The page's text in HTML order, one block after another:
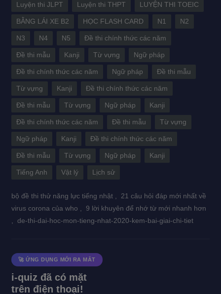
Luyện thi JLPT Luyện thi THPT LUYỆN THI TOEIC
BẰNG LÁI XE B2 HỌC FLASH CARD N1 N2
N3 N4 N5 Đề thi chính thức các năm
Đề thi mẫu Kanji Từ vựng Ngữ pháp
Đề thi chính thức các năm Ngữ pháp Đề thi mẫu
Từ vựng Kanji Đề thi chính thức các năm
Đề thi mẫu Từ vựng Ngữ pháp Kanji
Đề thi chính thức các năm Đề thi mẫu Từ vựng
Ngữ pháp Kanji Đề thi chính thức các năm
Đề thi mẫu Từ vựng Ngữ pháp Kanji
Tiếng Anh Vật lý Lịch sử
bộ đề thi thử năng lực tiếng nhật ,
21 câu hỏi đáp mới nhất về
virus corona của who ,
9 lời khuyên để nhớ từ mới nhanh hơn
, de-thi-dai-hoc-mon-tieng-nhat-2020-kem-bai-giai-chi-tiet
🚀 ỨNG DỤNG MỚI RA MẮT
i-quiz đã có mặt
trên điện thoại!